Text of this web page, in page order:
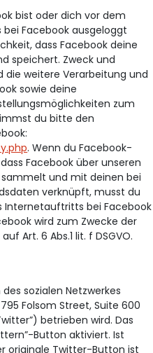
bist oder dich vor dem
Facebook ausgeloggt
dass Facebook deine
speichert. Zweck und
weitere Verarbeitung und
sowie deine
zum
du bitte den
. Wenn du Facebook-
Facebook über unseren
und mit deinen bei
verknüpft, musst du
Internetauftritts bei Facebook
wird zum Zwecke der
Art. 6 Abs.1 lit. f DSGVO.
sozialen Netzwerkes
Folsom Street, Suite 600
betrieben wird. Das
Button aktiviert. Ist
originale Twitter-Button ist